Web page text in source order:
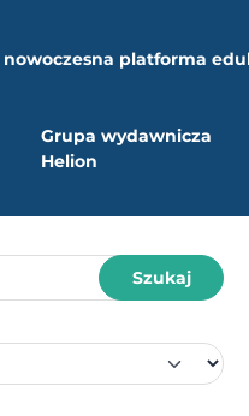
nowoczesna platforma
Grupa wydawnicza
Helion
Szukaj